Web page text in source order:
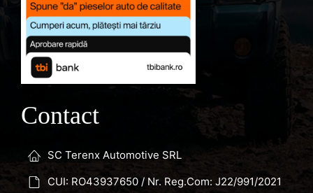
Contact
SC Terenx Automotive SRL
CUI: RO43937650 / Nr. Reg.Com: J22/991/2021